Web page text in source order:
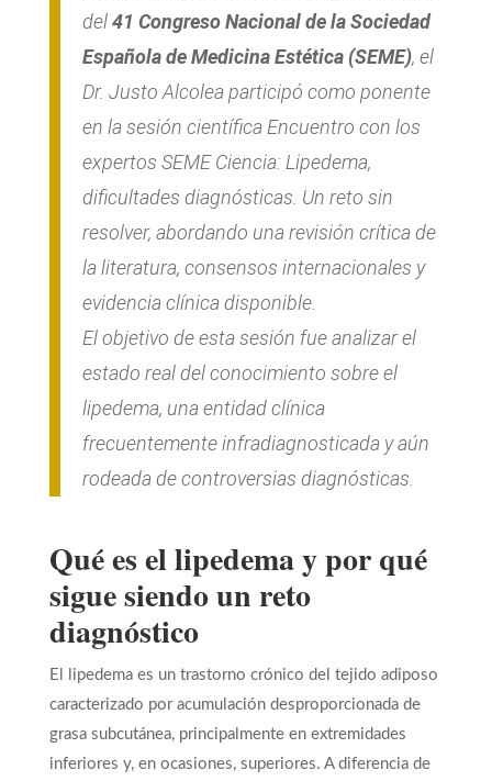
del41 Congreso Nacional de la Sociedad
Española de Medicina Estética (SEME), el
Dr. Justo Alcolea participó como ponente
en la sesión científica Encuentro con los
expertos SEME Ciencia: Lipedema,
dificultades diagnósticas. Un reto sin
resolver, abordando una revisión crítica de
la literatura, consensos internacionales y
evidencia clínica disponible.
El objetivo de esta sesión fue analizar el
estado real del conocimiento sobre el
lipedema, una entidad clínica
frecuentemente infradiagnosticada y aún
rodeada de controversias diagnósticas.
Qué es el lipedema y por qué
sigue siendo un reto
diagnóstico
El lipedema es un trastorno crónico del tejido adiposo
caracterizado por acumulación desproporcionada de
grasa subcutánea, principalmente en extremidades
inferiores y, en ocasiones, superiores. A diferencia de